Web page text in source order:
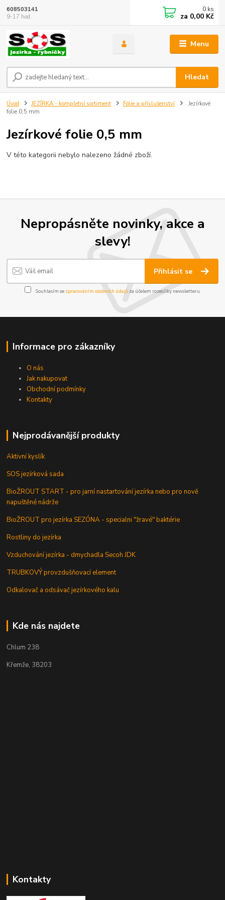
Menu
Hledat
608503141
9-17 hod.
0 ks
za 0,00 Kč
Úvod JEZÍRKA - kompletní sortiment Fólie a příslušenství
Jezírkové
folie 0,5 mm
Jezírkové folie 0,5 mm
V této kategorii nebylo nalezeno žádné zboží.
Nepropásněte novinky, akce a
slevy!
Přihlásit se
Souhlasím se zpracováním osobních údajůza účelem rozesílky newsletteru.
Informace pro zákazníky
O nás
Jak nakupovat
Obchodní podmínky
Kontakty
Nejprodávanější produkty
Aktivní kyslík
SOS jezírková sada
BioŽROUT START - pro jarní nastartování jezírka nebo pro nově
napuštěné nádrže
BioŽROUT pro jezírka SEZÓNA - specialni "žravé" baktérie
Rostliny do jezírka
Vzduchování jezírka - dmychadla Secoh JDK
TRUBKOVÝ provzdušňovací element
Odkalovač a odsávač jezírkového kalu
Kde nás najdete
Chlum 238
Křemže, 38203
Kontakty